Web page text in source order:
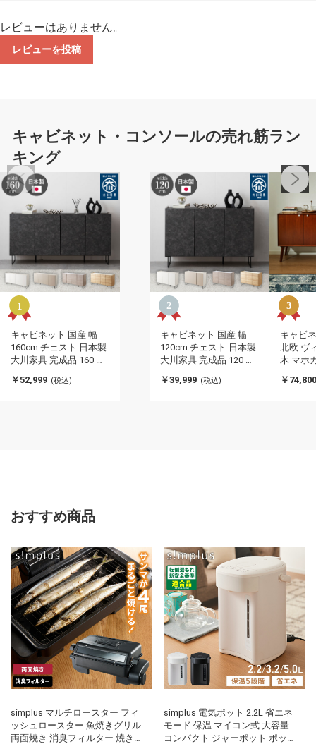
レビューはありません。
レビューを投稿
キャビネット・コンソールの売れ筋ラン
キング
キャビネット 国産 幅
160cm チェスト 日本製
大川家具 完成品 160 収
ド リビングボード 棚 収
￥52,999 (税込)
キャビネット 国産 幅
120cm チェスト 日本製
大川家具 完成品 120 収
ド リビングボード 棚 収
￥39,999 (税込)
キャビ
北欧 ヴ
木 マホ
ード 収
￥74,800
おすすめ商品
simplus マルチロースター フィ
ッシュロースター 魚焼きグリル
両面焼き 消臭フィルター 焼き魚
simplus 電気ポット 2.2L 省エネ
モード 保温 マイコン式 大容量
コンパクト ジャーポット ポット